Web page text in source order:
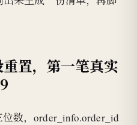
置，第一笔真实
数，order_info.order_id